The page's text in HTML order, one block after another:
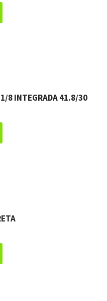
8 INTEGRADA 41.8/30